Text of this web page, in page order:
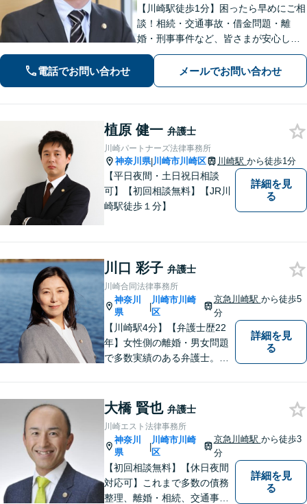
【川崎駅徒歩1分】困ったら早めにご相
談！相続・交通事故・借金問題・離
婚・刑事事件など、皆さまが安心して
暮らせるように問題解決に尽力しま
す。【地元密着】クチコミ・リピータ
ーの方も多数。「こんなことで」と思
電話でお問い合わせ メールでお問い合わせ
植原 健一 弁護士
川崎パートナーズ法律事務所
神奈川県|川崎市川崎区 川崎駅 から徒歩1分
【平日夜間・土日祝日相談
可】【初回相談無料】【JR川
崎駅徒歩１分】
詳細を見
る
川口 彩子 弁護士
川崎合同法律事務所
神奈川
県
|
川崎市川崎
区
京急川崎駅 から徒歩5
分
【川崎駅4分】【弁護士歴22
年】女性側の離婚・男女問題
で多数実績のある弁護士。画
自覚を持ち、ご一緒に解決へ
の 道を考えてまいります。ま
ずはお気軽にご相談くださ
い！【子連れ相談OK】
詳細を見
る
大橋 賢也 弁護士
川崎エスト法律事務所
神奈川
県
|
川崎市川崎
区
京急川崎駅 から徒歩3
分
【初回相談無料】【休日夜間
対応可】これまで多数の債務
整理、離婚・相続、交通事
詳細を見
る